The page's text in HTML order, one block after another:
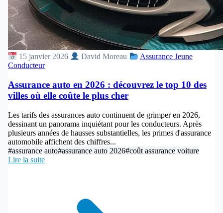
15 janvier 2026 David Moreau
Assurance Jeune
Conducteur
Assurance auto en 2026 : découvrez le top 10 des
villes où elle coûte le plus cher
Les tarifs des assurances auto continuent de grimper en 2026,
dessinant un panorama inquiétant pour les conducteurs. Après
plusieurs années de hausses substantielles, les primes d'assurance
automobile affichent des chiffres...
#assurance auto#assurance auto 2026#coût assurance voiture
Lire la suite